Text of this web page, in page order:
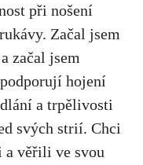
při nošení
⁢Začal jsem
začal jsem
hojení
a trpělivosti
svých strií. Chci
a věřili ve svou